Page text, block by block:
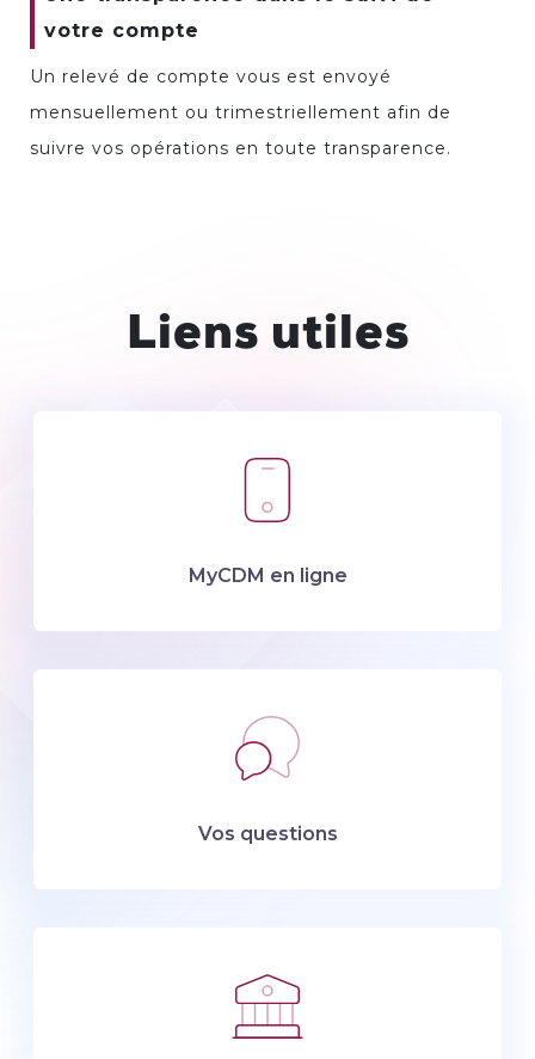
votre compte
Un relevé de compte vous est envoyé
mensuellement ou trimestriellement afin de
suivre vos opérations en toute transparence.
Liens utiles
MyCDM en ligne
Vos questions